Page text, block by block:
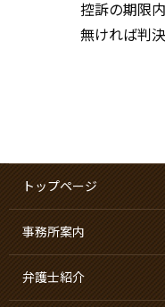
控訴の期限
無ければ判
トップページ
事務所案内
弁護士紹介